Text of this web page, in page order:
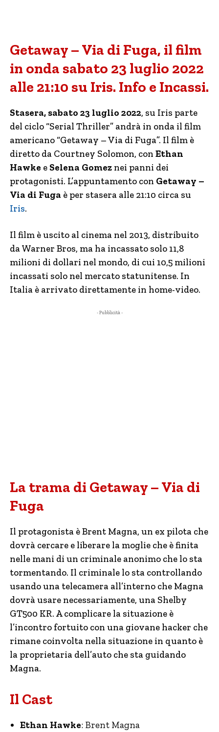
Getaway – Via di Fuga, il film
in onda sabato 23 luglio 2022
alle 21:10 su Iris. Info e Incassi.
Stasera, sabato 23 luglio 2022, su Iris parte
del ciclo “Serial Thriller” andrà in onda il film
americano “Getaway – Via di Fuga”. Il film è
diretto da Courtney Solomon, con Ethan
Hawke e Selena Gomez nei panni dei
protagonisti. L’appuntamento con Getaway –
Via di Fuga è per stasera alle 21:10 circa su
Iris.
Il film è uscito al cinema nel 2013, distribuito
da Warner Bros, ma ha incassato solo 11,8
milioni di dollari nel mondo, di cui 10,5 milioni
incassati solo nel mercato statunitense. In
Italia è arrivato direttamente in home-video.
- Pubblicità -
La trama di Getaway – Via di
Fuga
Il protagonista è Brent Magna, un ex pilota che
dovrà cercare e liberare la moglie che è finita
nelle mani di un criminale anonimo che lo sta
tormentando. Il criminale lo sta controllando
usando una telecamera all’interno che Magna
dovrà usare necessariamente, una Shelby
GT500 KR. A complicare la situazione è
l’incontro fortuito con una giovane hacker che
rimane coinvolta nella situazione in quanto è
la proprietaria dell’auto che sta guidando
Magna.
Il Cast
Ethan Hawke: Brent Magna